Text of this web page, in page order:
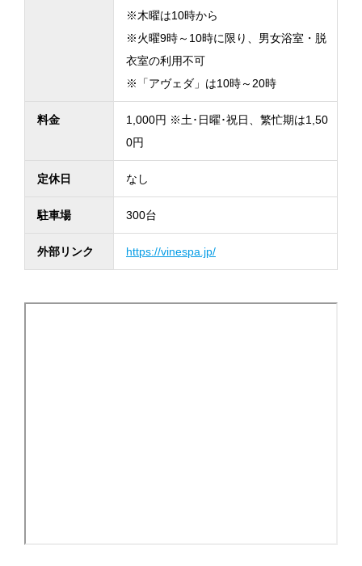
※木曜は10時から
※火曜9時～10時に限り、男女浴室・脱
衣室の利用不可
※「アヴェダ」は10時～20時
料金
1,000円 ※土･日曜･祝日、繁忙期は1,50
0円
定休日 なし
駐車場 300台
外部リンク https://vinespa.jp/